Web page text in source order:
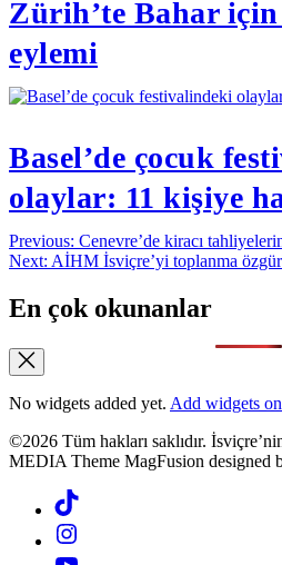
Zürih’te Bahar için
eylemi
Basel’de çocuk
olaylar: 11 kişiye
Yazı
gezinmesi
Previous: Cenevre’de kiracı
Next: AİHM İsviçre’yi toplanma
En çok okunanlar
No widgets added yet. Add widgets
©2026 Tüm hakları saklıdır.
MEDIA Theme MagFusion designed
Tiktok
Instagram
YouTube